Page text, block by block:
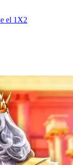
el 1X2